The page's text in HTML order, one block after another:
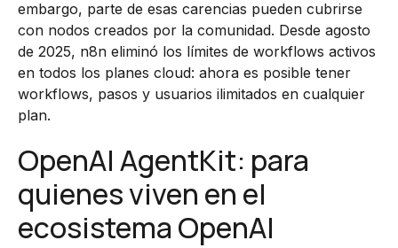
embargo, parte de esas carencias pueden cubrirse
con nodos creados por la comunidad. Desde agosto
de 2025, n8n eliminó los límites de workflows activos
en todos los planes cloud: ahora es posible tener
workflows, pasos y usuarios ilimitados en cualquier
plan.
OpenAI AgentKit: para
quienes viven en el
ecosistema OpenAI